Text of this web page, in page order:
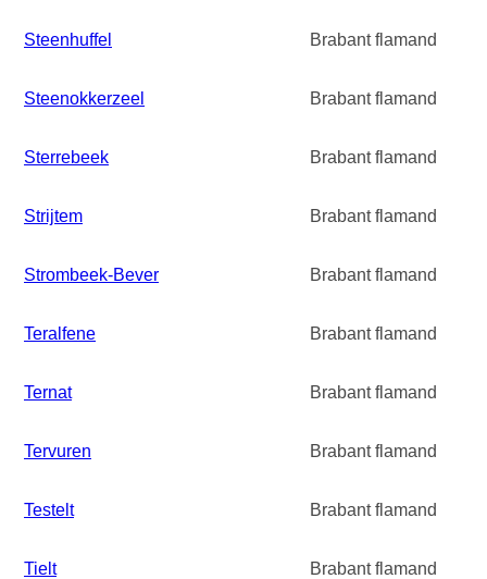
Steenhuffel Brabant flamand
Steenokkerzeel Brabant flamand
Sterrebeek Brabant flamand
Strijtem Brabant flamand
Strombeek-Bever Brabant flamand
Teralfene Brabant flamand
Ternat Brabant flamand
Tervuren Brabant flamand
Testelt Brabant flamand
Tielt Brabant flamand